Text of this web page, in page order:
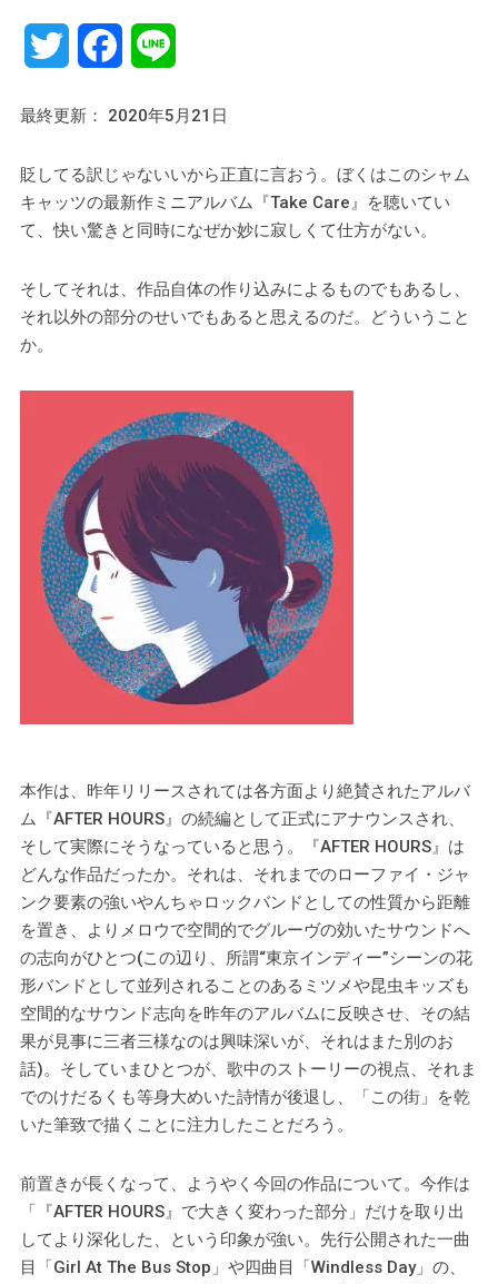
Twitter Facebook
最終更新： 2020年5月21日
貶してる訳じゃないいから正直に言おう。ぼくはこのシャム
キャッツの最新作ミニアルバム『Take Care』を聴いてい
て、快い驚きと同時になぜか妙に寂しくて仕方がない。
そしてそれは、作品自体の作り込みによるものでもあるし、
それ以外の部分のせいでもあると思えるのだ。どういうこと
か。
本作は、昨年リリースされては各方面より絶賛されたアルバ
ム『AFTER HOURS』の続編として正式にアナウンスされ、
そして実際にそうなっていると思う。『AFTER HOURS』は
どんな作品だったか。それは、それまでのローファイ・ジャ
ンク要素の強いやんちゃロックバンドとしての性質から距離
を置き、よりメロウで空間的でグルーヴの効いたサウンドへ
の志向がひとつ(この辺り、所謂“東京インディー”シーンの花
形バンドとして並列されることのあるミツメや昆虫キッズも
空間的なサウンド志向を昨年のアルバムに反映させ、その結
果が見事に三者三様なのは興味深いが、それはまた別のお
話)。そしていまひとつが、歌中のストーリーの視点、それま
でのけだるくも等身大めいた詩情が後退し、「この街」を乾
いた筆致で描くことに注力したことだろう。
前置きが長くなって、ようやく今回の作品について。今作は
「『AFTER HOURS』で大きく変わった部分」だけを取り出
してより深化した、という印象が強い。先行公開された一曲
目「Girl At The Bus Stop」や四曲目「Windless Day」の、